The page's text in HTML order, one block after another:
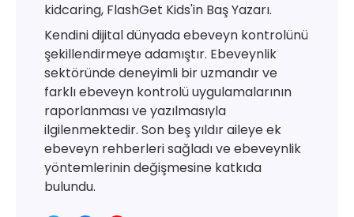
kidcaring, FlashGet Kids'in Baş Yazarı.
Kendini dijital dünyada ebeveyn kontrolünü
şekillendirmeye adamıştır. Ebeveynlik
sektöründe deneyimli bir uzmandır ve
farklı ebeveyn kontrolü uygulamalarının
raporlanması ve yazılmasıyla
ilgilenmektedir. Son beş yıldır aileye ek
ebeveyn rehberleri sağladı ve ebeveynlik
yöntemlerinin değişmesine katkıda
bulundu.